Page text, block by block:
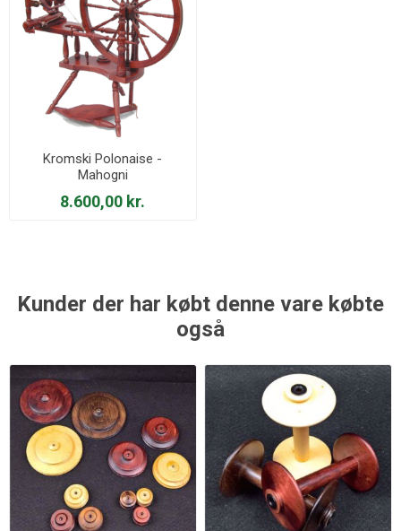
Kromski Polonaise -
Mahogni
8.600,00 kr.
Kunder der har købt denne vare købte
også